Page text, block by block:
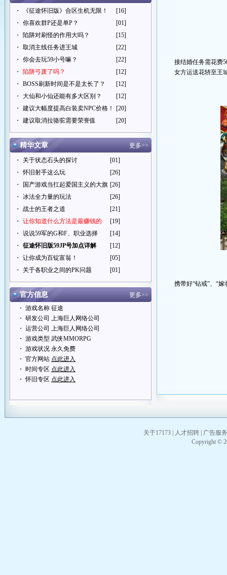
・ 《征途怀旧版》合区生机无限！
[16]
・
你喜欢群P还是单P？
[01]
・
陷阱对刷怪的作用大吗？
[15]
・
取消主线任务进王城
[22]
・
你会去玩59小号嘛？
[22]
・
陷阱弓废了吗？
[12]
・
BOSS刷新时间是不是太长了？
[12]
・
大仙和小仙还能有多大区别？
[12]
・
建议大幅度提高白装卖NPC价格！
[20]
・
建议取消拉骆驼需要荣誉值 [20]
精华文章 更多>>
・ 关于状态石头的探讨
[01]
・
怀旧射手这么玩
[26]
・
国产游戏当扛起爱国主义的大旗 [26]
・
冰法全力量的玩法
[26]
・
战士的王者之道
[21]
・
让你知道什么方法是最赚钱的
[19]
・
说说59军的G和F、职业选择
[14]
・
征途怀旧版59JP号加点详解
[12]
・
让你成为百锭富翁！
[05]
・
关于各职业之间的PK问题 [01]
官方信息
更多>>
・ 游戏名称 征途
・ 研发公司 上海巨人网络公司
・ 运营公司 上海巨人网络公司
・ 游戏类型 武侠MMORPG
・ 游戏状况 永久免费
・ 官方网站 点此进入
・ 时间专区 点此进入
・ 怀旧专区 点此进入
接结婚任务需花费
女方运送花轿至王
携带好“钻戒”、“嫁
关于17173 人才招聘
广告服务
Copyright ©